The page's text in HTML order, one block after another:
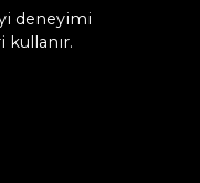
deneyimi
kullanır.